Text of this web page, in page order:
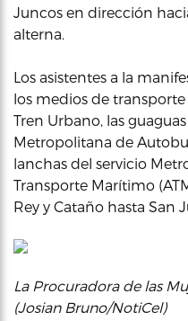
Juncos en dirección
alterna.
Los asistentes a la
los medios de
Tren Urbano, las
Metropolitana de
lanchas del servicio
Transporte Marítimo
Rey y Cataño hasta San
La Procuradora de las
(Josian Bruno/NotiCel)